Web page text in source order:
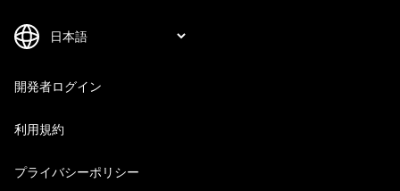
開発者ログイン
利用規約
プライバシーポリシー